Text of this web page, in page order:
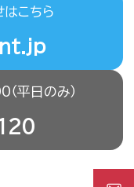
はこちら
平日のみ）